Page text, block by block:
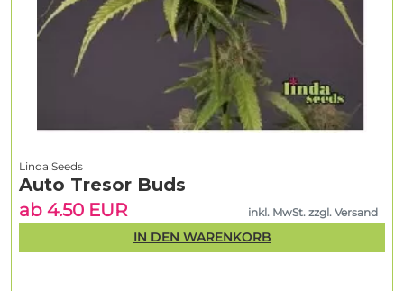
Linda Seeds
Auto Tresor Buds
ab 4.50 EUR
inkl. MwSt. zzgl. Versand
IN DEN WARENKORB